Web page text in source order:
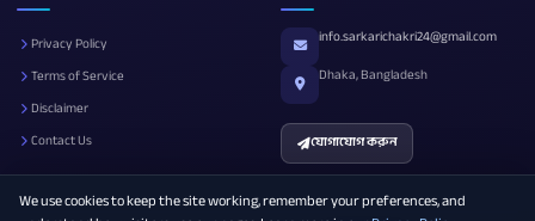
Privacy Policy
Terms of Service
Disclaimer
Contact Us
info.sarkarichakri24@gmail.com
Dhaka, Bangladesh
যোগাযোগ করুন
We use cookies to keep the site working, remember your preferences, and